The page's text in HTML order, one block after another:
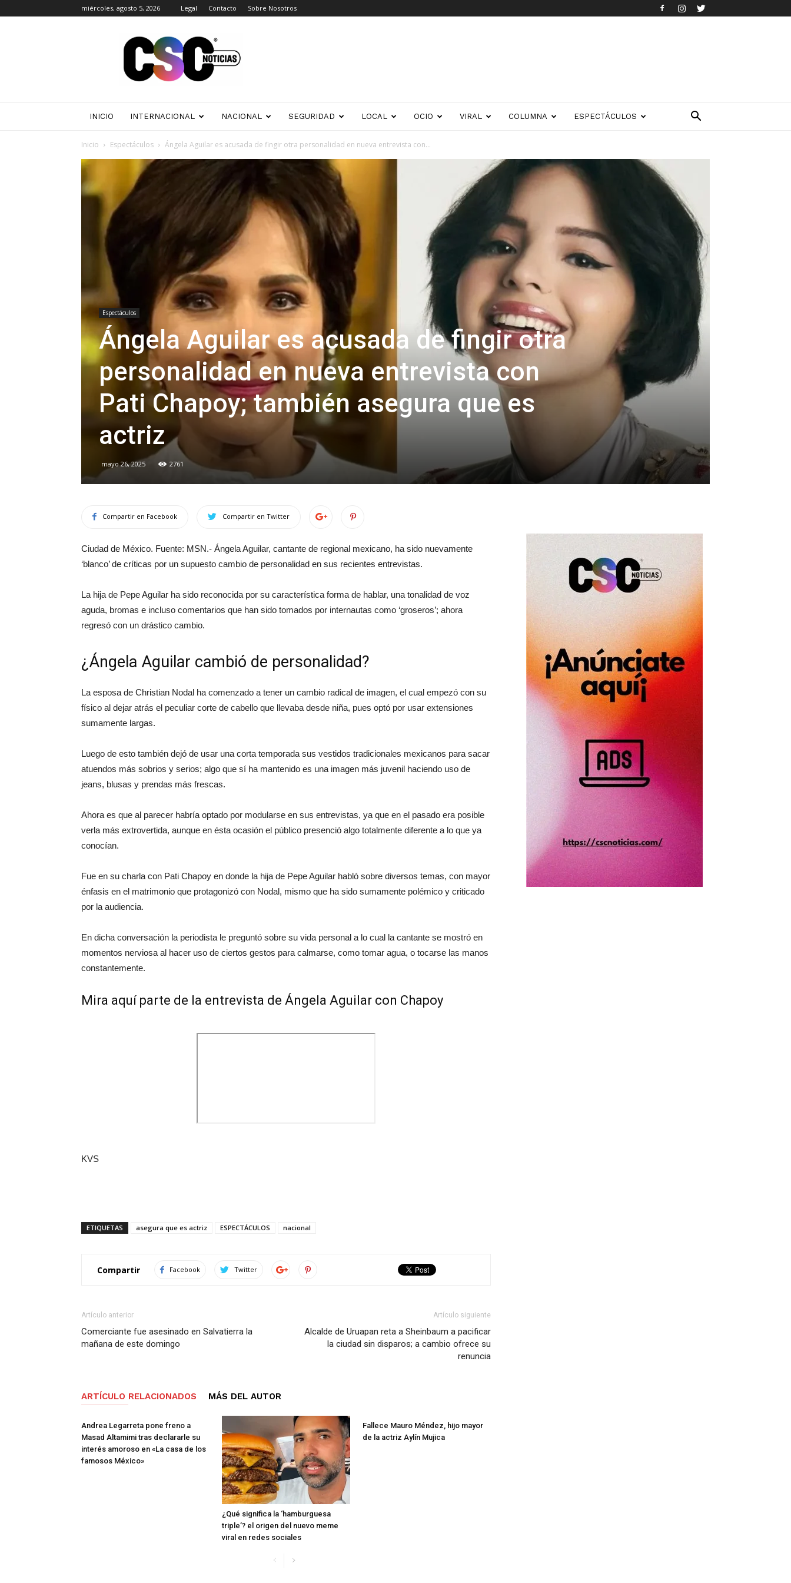
miércoles, agosto 5, 2026 Legal Contacto Sobre Nosotros
Noticias
INICIO INTERNACIONAL NACIONAL SEGURIDAD LOCAL OCIO VIRAL COLUMNA ESPECTÁCULOS
Inicio Espectáculos Ángela Aguilar es acusada de fingir otra personalidad en nueva entrevista con...
Espectáculos
Ángela Aguilar es acusada de fingir otra
personalidad en nueva entrevista con
Pati Chapoy; también asegura que es
actriz
mayo 26, 2025 2761
Compartir en Facebook Compartir en Twitter
Ciudad de México. Fuente: MSN.- Ángela Aguilar, cantante de regional mexicano, ha sido nuevamente
‘blanco’ de críticas por un supuesto cambio de personalidad en sus recientes entrevistas.
La hija de Pepe Aguilar ha sido reconocida por su característica forma de hablar, una tonalidad de voz
aguda, bromas e incluso comentarios que han sido tomados por internautas como ‘groseros’; ahora
regresó con un drástico cambio.
¿Ángela Aguilar cambió de personalidad?
La esposa de Christian Nodal ha comenzado a tener un cambio radical de imagen, el cual empezó con su
físico al dejar atrás el peculiar corte de cabello que llevaba desde niña, pues optó por usar extensiones
sumamente largas.
Luego de esto también dejó de usar una corta temporada sus vestidos tradicionales mexicanos para sacar
atuendos más sobrios y serios; algo que sí ha mantenido es una imagen más juvenil haciendo uso de
jeans, blusas y prendas más frescas.
Ahora es que al parecer habría optado por modularse en sus entrevistas, ya que en el pasado era posible
verla más extrovertida, aunque en ésta ocasión el público presenció algo totalmente diferente a lo que ya
conocían.
Fue en su charla con Pati Chapoy en donde la hija de Pepe Aguilar habló sobre diversos temas, con mayor
énfasis en el matrimonio que protagonizó con Nodal, mismo que ha sido sumamente polémico y criticado
por la audiencia.
En dicha conversación la periodista le preguntó sobre su vida personal a lo cual la cantante se mostró en
momentos nerviosa al hacer uso de ciertos gestos para calmarse, como tomar agua, o tocarse las manos
constantemente.
Mira aquí parte de la entrevista de Ángela Aguilar con Chapoy
KVS
ETIQUETAS asegura que es actriz ESPECTÁCULOS nacional
Compartir Facebook Twitter
Artículo anterior
Comerciante fue asesinado en Salvatierra la
mañana de este domingo
Artículo siguiente
Alcalde de Uruapan reta a Sheinbaum a pacificar
la ciudad sin disparos; a cambio ofrece su
renuncia
ARTÍCULO RELACIONADOS MÁS DEL AUTOR
Andrea Legarreta pone freno a
Masad Altamimi tras declararle su
interés amoroso en «La casa de los
famosos México»
¿Qué significa la ‘hamburguesa
triple’? el origen del nuevo meme
viral en redes sociales
Fallece Mauro Méndez, hijo mayor
de la actriz Aylín Mujica